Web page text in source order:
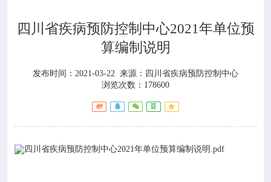
新闻动态 
工作重点 
四川省疾病预防控制中心2021年单位预
算编制说明
发布时间：2021-03-22 来源： 四川省疾病预防控制中心
浏览次数：178600
四川省疾病预防控制中心2021年单位预算编制说明.pdf